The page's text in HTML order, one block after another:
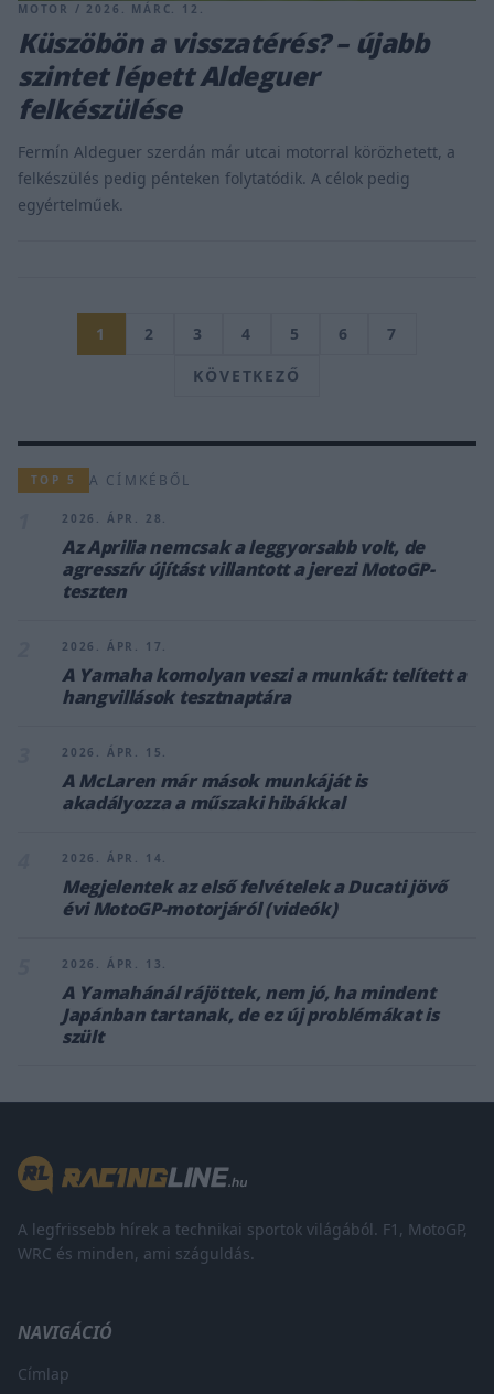
MOTOR / 2026. MÁRC. 12.
Küszöbön a visszatérés? – újabb
szintet lépett Aldeguer
felkészülése
Fermín Aldeguer szerdán már utcai motorral körözhetett, a
felkészülés pedig pénteken folytatódik. A célok pedig
egyértelműek.
1 2 3 4 5 6
7
KÖVETKEZŐ
TOP 5 A CÍMKÉBŐL
2026. ÁPR. 28.
Az Aprilia nemcsak a leggyorsabb volt, de
agresszív újítást villantott a jerezi MotoGP-
teszten
2026. ÁPR. 17.
​A Yamaha komolyan veszi a munkát: telített a
hangvillások tesztnaptára
2026. ÁPR. 15.
A McLaren már mások munkáját is
akadályozza a műszaki hibákkal
2026. ÁPR. 14.
Megjelentek az első felvételek a Ducati jövő
évi MotoGP-motorjáról (videók)
2026. ÁPR. 13.
A Yamahánál rájöttek, nem jó, ha mindent
Japánban tartanak, de ez új problémákat is
szült
A legfrissebb hírek a technikai sportok világából. F1, MotoGP,
WRC és minden, ami száguldás.
NAVIGÁCIÓ
Címlap